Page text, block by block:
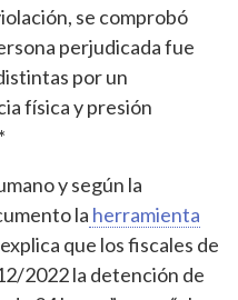
se comprobó
perjudicada fue
por un
física y presión
y según la
la herramienta
que los fiscales de
2022 la detención de